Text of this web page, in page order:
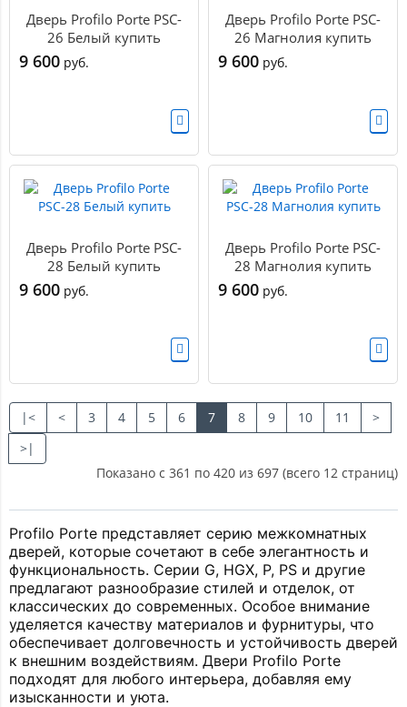
Дверь Profilo Porte PSC-
26 Белый купить
9 600 руб.
Дверь Profilo Porte PSC-
26 Магнолия купить
9 600 руб.
Дверь Profilo Porte PSC-
28 Белый купить
9 600 руб.
Дверь Profilo Porte PSC-
28 Магнолия купить
9 600 руб.
|< < 3 4 5 6 7 8 9 10 11
>
>|
Показано с 361 по 420 из 697 (всего 12 страниц)
Profilo Porte представляет серию межкомнатных
дверей, которые сочетают в себе элегантность и
функциональность. Серии G, HGX, P, PS и другие
предлагают разнообразие стилей и отделок, от
классических до современных. Особое внимание
уделяется качеству материалов и фурнитуры, что
обеспечивает долговечность и устойчивость дверей
к внешним воздействиям. Двери Profilo Porte
подходят для любого интерьера, добавляя ему
изысканности и уюта.